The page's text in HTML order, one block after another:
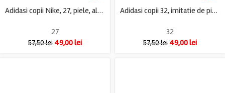
Adidasi copii Nike, 27, piele, alb roz
27
57,50lei 49,00lei
Adidasi copii 32, imitatie de piele, material textil, roz
32
57,50lei 49,00lei